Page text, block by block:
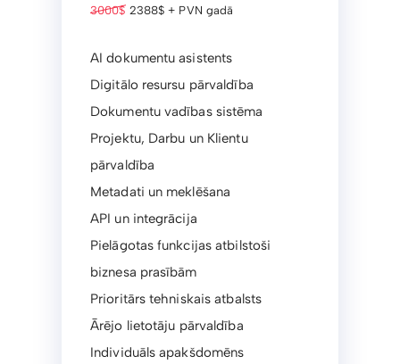
3000$2388$ + PVN gadā
AI dokumentu asistents
Digitālo resursu pārvaldība
Dokumentu vadības sistēma
Projektu, Darbu un Klientu
pārvaldība
Metadati un meklēšana
API un integrācija
Pielāgotas funkcijas atbilstoši
biznesa prasībām
Prioritārs tehniskais atbalsts
Ārējo lietotāju pārvaldība
Individuāls apakšdomēns